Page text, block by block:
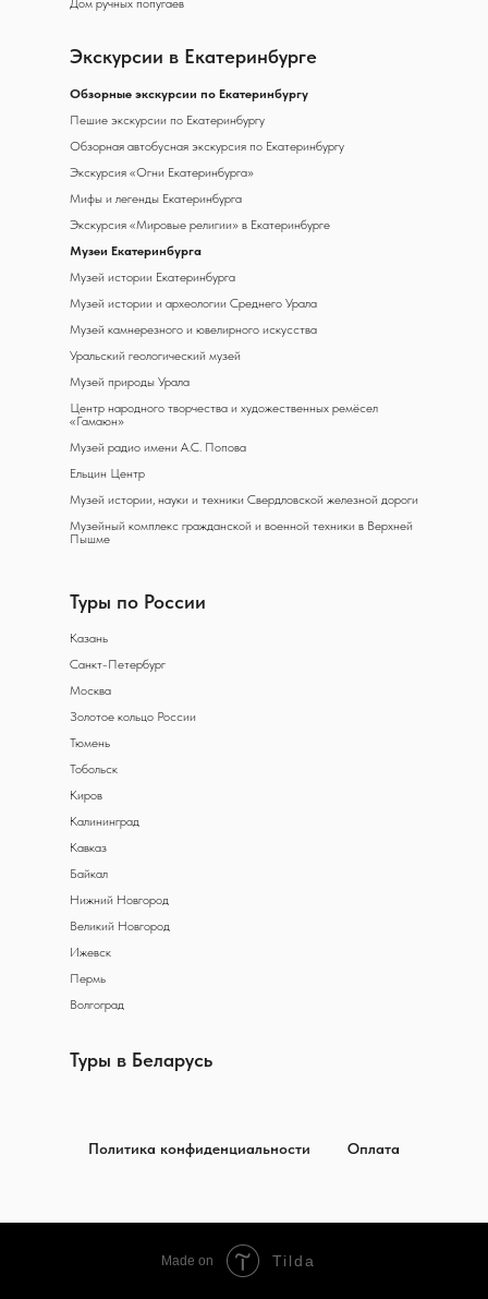
Дом ручных попугаев
Туры в Беларусь
Экскурсии в Екатеринбурге
Обзорные экскурсии по Екатеринбургу
Пешие экскурсии по Екатеринбургу
Обзорная автобусная экскурсия по Екатеринбургу
Экскурсия «Огни Екатеринбурга»
Мифы и легенды Екатеринбурга
Экскурсия «Мировые религии» в Екатеринбурге
Музеи Екатеринбурга
Музей истории Екатеринбурга
Музей истории и археологии Среднего Урала
Музей камнерезного и ювелирного искусства
Уральский геологический музей
Музей природы Урала
Центр народного творчества и художественных ремёсел
«Гамаюн»
Музей радио имени А.С. Попова
Ельцин Центр
Музей истории, науки и техники Свердловской железной дороги
Музейный комплекс гражданской и военной техники в Верхней
Пышме
Туры по России
Казань
Санкт-Петербург
Москва
Золотое кольцо России
Тюмень
Тобольск
Киров
Калининград
Кавказ
Байкал
Нижний Новгород
Великий Новгород
Ижевск
Пермь
Волгоград
Политика конфиденциальности Оплата
Made on Tilda